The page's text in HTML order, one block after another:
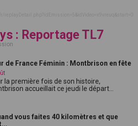
: Reportage TL7
de France Féminin : Montbrison en fête
la première fois de son histoire,
accueillait ce jeudi le départ...
vous faites 40 kilomètres et que